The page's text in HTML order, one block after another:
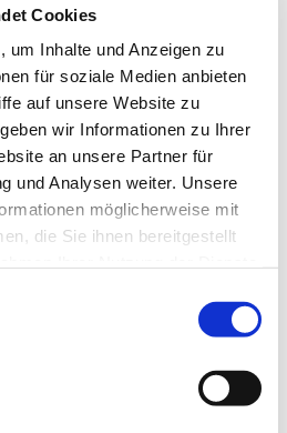
Cookies
um Inhalte und Anzeigen zu
für soziale Medien anbieten
auf unsere Website zu
wir Informationen zu Ihrer
an unsere Partner für
und Analysen weiter. Unsere
möglicherweise mit
die Sie ihnen bereitgestellt
Chor trifft sich jede Woche
Kirche bzw. in der
Kirche zum